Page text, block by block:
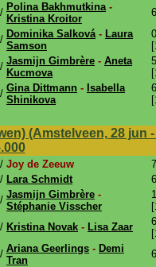
/ Polina Bakhmutkina-
Kristina Kroitor
/ Dominika Salková- Laura
Samson
/ Jasmijn Gimbrère - Aneta
Kucmova
/ Gina Dittmann - Isabella
Shinikova
(Amstelveen, 28 jun
/ Joy de Zeeuw
/ Lara Schmidt
/ Jasmijn Gimbrère -
Stéphanie Visscher
/ Kristina Novak - Lisa Zaar
/ Ariana Geerlings - Demi
Tran